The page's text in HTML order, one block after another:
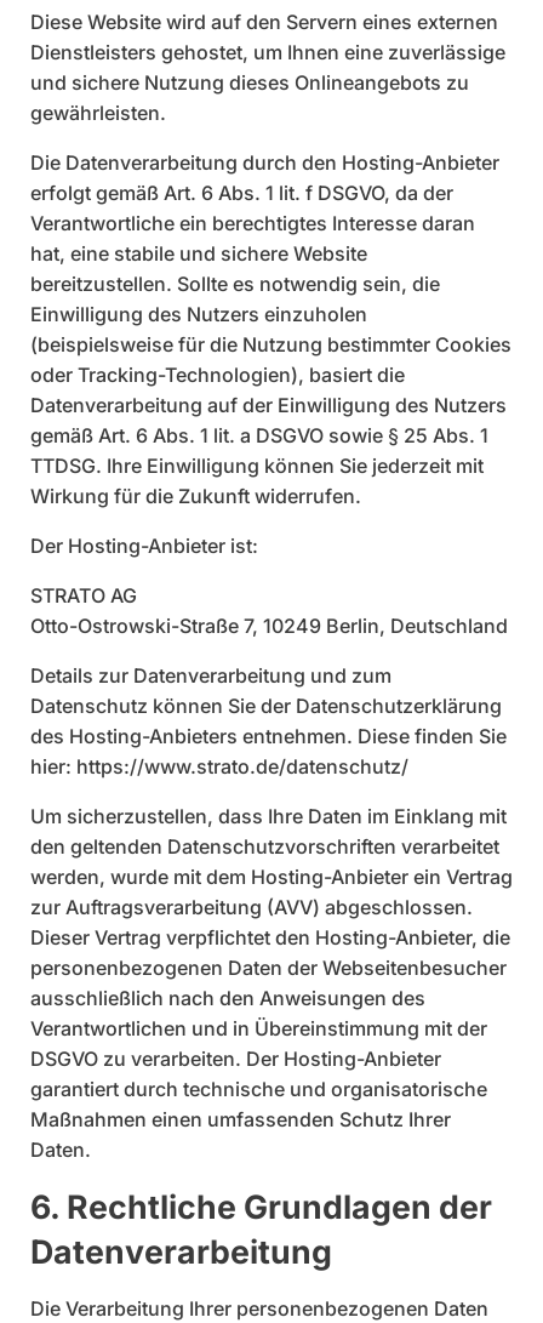
Diese Website wird auf den Servern eines externen
Dienstleisters gehostet, um Ihnen eine zuverlässige
und sichere Nutzung dieses Onlineangebots zu
gewährleisten.
Die Datenverarbeitung durch den Hosting-Anbieter
erfolgt gemäß Art. 6 Abs. 1 lit. f DSGVO, da der
Verantwortliche ein berechtigtes Interesse daran
hat, eine stabile und sichere Website
bereitzustellen. Sollte es notwendig sein, die
Einwilligung des Nutzers einzuholen
(beispielsweise für die Nutzung bestimmter Cookies
oder Tracking-Technologien), basiert die
Datenverarbeitung auf der Einwilligung des Nutzers
gemäß Art. 6 Abs. 1 lit. a DSGVO sowie § 25 Abs. 1
TTDSG. Ihre Einwilligung können Sie jederzeit mit
Wirkung für die Zukunft widerrufen.
Der Hosting-Anbieter ist:
STRATO AG
Otto-Ostrowski-Straße 7, 10249 Berlin, Deutschland
Details zur Datenverarbeitung und zum
Datenschutz können Sie der Datenschutzerklärung
des Hosting-Anbieters entnehmen. Diese finden Sie
hier: https://www.strato.de/datenschutz/
Um sicherzustellen, dass Ihre Daten im Einklang mit
den geltenden Datenschutzvorschriften verarbeitet
werden, wurde mit dem Hosting-Anbieter ein Vertrag
zur Auftragsverarbeitung (AVV) abgeschlossen.
Dieser Vertrag verpflichtet den Hosting-Anbieter, die
personenbezogenen Daten der Webseitenbesucher
ausschließlich nach den Anweisungen des
Verantwortlichen und in Übereinstimmung mit der
DSGVO zu verarbeiten. Der Hosting-Anbieter
garantiert durch technische und organisatorische
Maßnahmen einen umfassenden Schutz Ihrer
Daten.
6. Rechtliche Grundlagen der
Datenverarbeitung
Die Verarbeitung Ihrer personenbezogenen Daten